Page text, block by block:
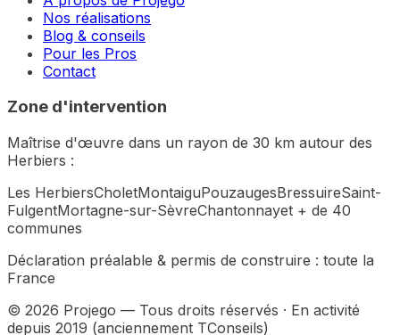
Nos réalisations
Blog & conseils
Pour les Pros
Contact
Zone d'intervention
Maîtrise d'œuvre dans un rayon de 30 km autour des
Herbiers :
Les HerbiersCholetMontaiguPouzaugesBressuireSaint-
FulgentMortagne-sur-SèvreChantonnayet + de 40
communes
Déclaration préalable & permis de construire : toute la
France
© 2026 Projego — Tous droits réservés · En activité
depuis 2019 (anciennement TConseils)